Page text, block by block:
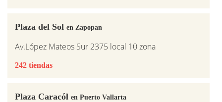
Plaza del Sol en Zapopan
Av.López Mateos Sur 2375 local 10 zona
242 tiendas
Plaza Caracól en Puerto Vallarta